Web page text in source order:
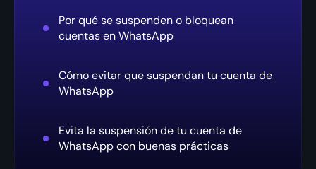
Por qué se suspenden o bloquean
cuentas en WhatsApp
Cómo evitar que suspendan tu cuenta de
WhatsApp
Evita la suspensión de tu cuenta de
WhatsApp con buenas prácticas